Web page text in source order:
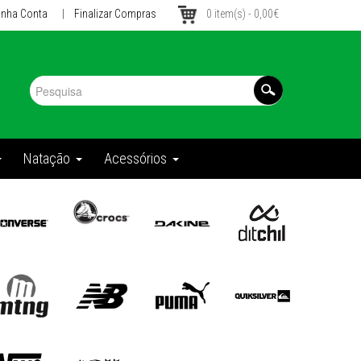
0 item(s) - 0,00€
Conta Finalizar Compras
Natação Acessórios